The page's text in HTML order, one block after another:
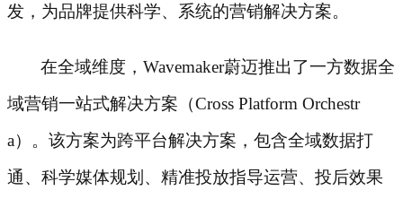
发，为品牌提供科学、系统的营销解决方案。
在全域维度，Wavemaker蔚迈推出了一方数据全
域营销一站式解决方案（Cross Platform Orchestr
a）。该方案为跨平台解决方案，包含全域数据打
通、科学媒体规划、精准投放指导运营、投后效果